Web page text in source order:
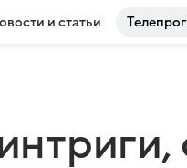
и статьи